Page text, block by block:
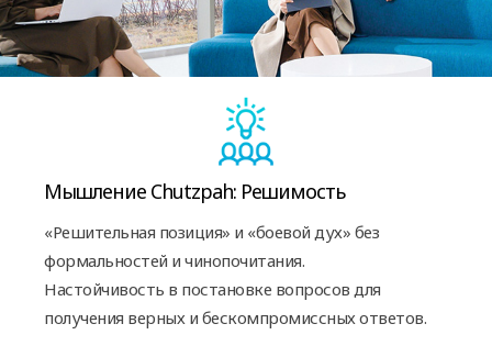
Мышление Chutzpah: Решимость
«Решительная позиция» и «боевой дух» без
формальностей и чинопочитания.
Настойчивость в постановке вопросов для
получения верных и бескомпромиссных ответов.